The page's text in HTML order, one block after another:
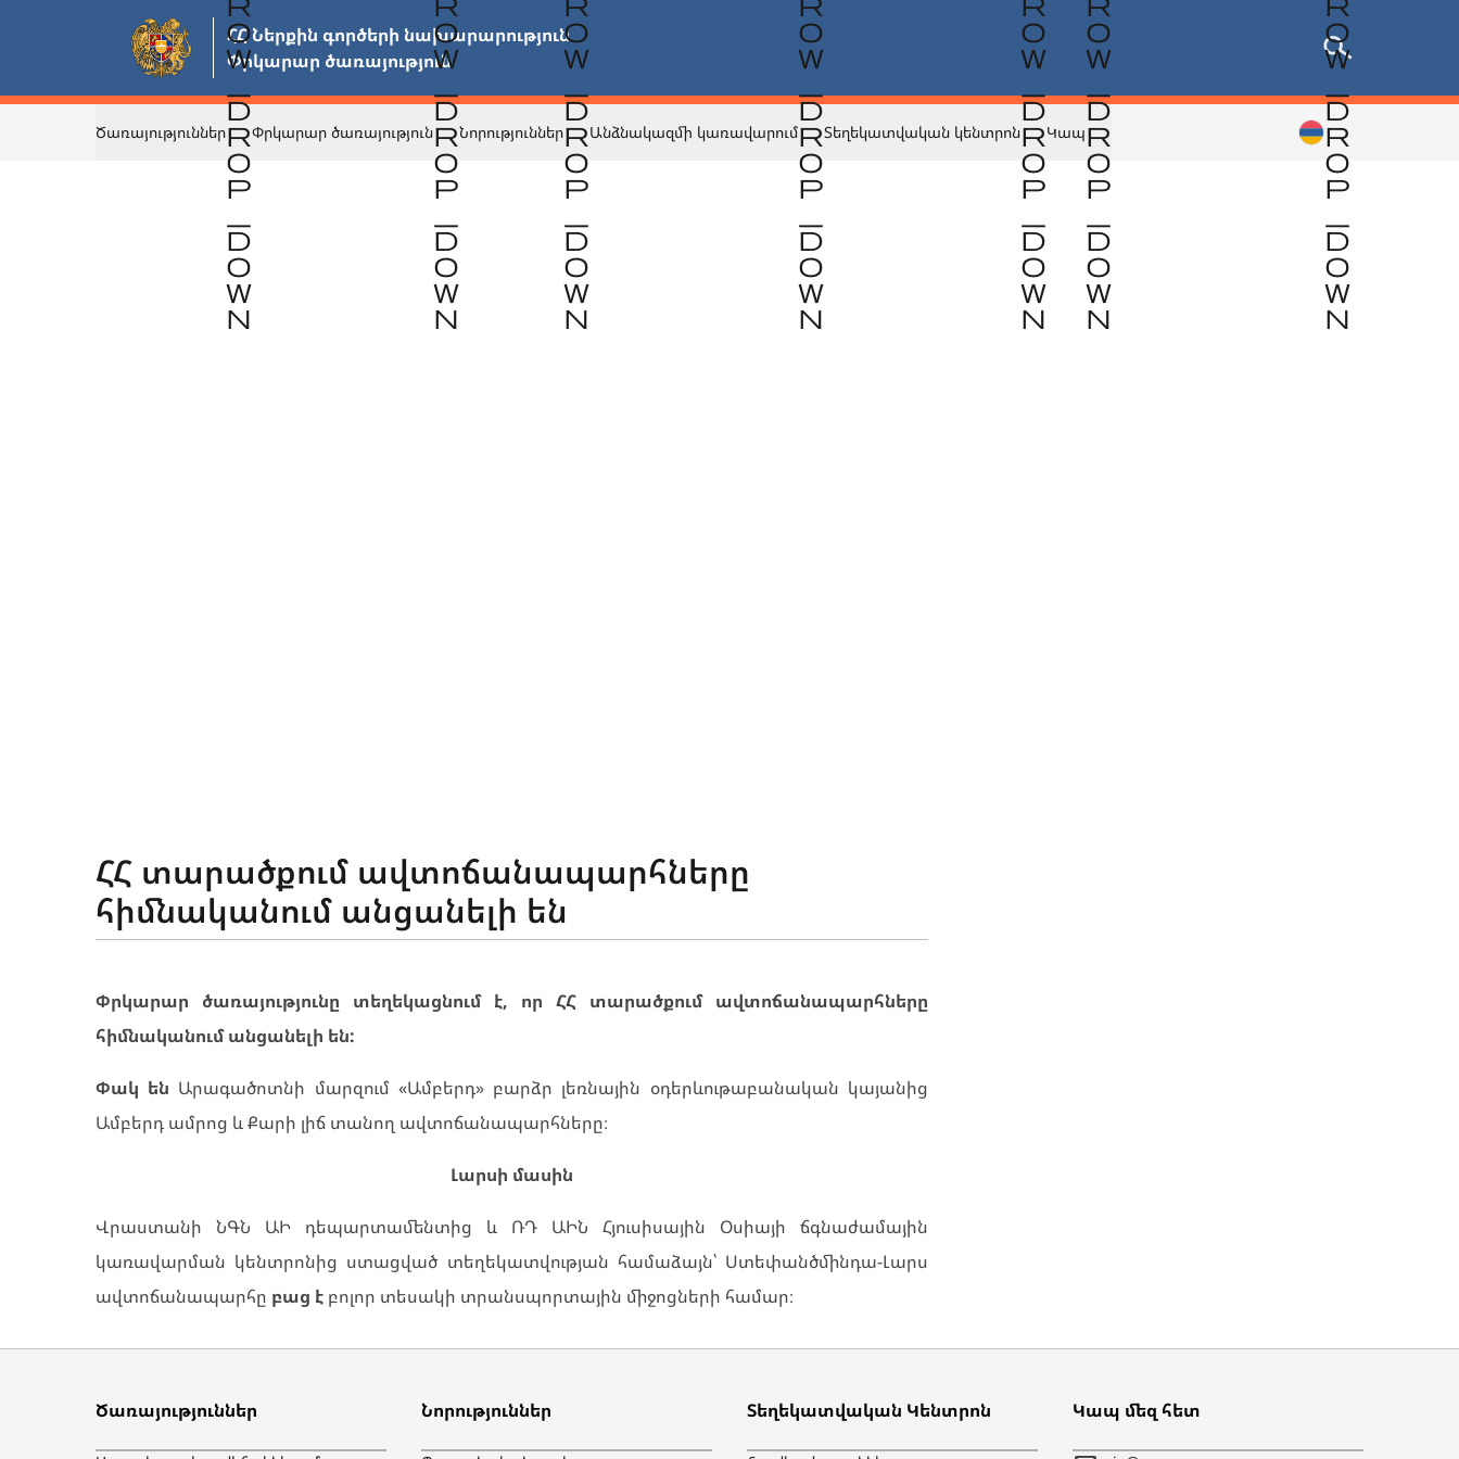
բովանդակությանը
ՀՀ Ներքին գործերի նախարարություն
Փրկարար ծառայություն
Ծառայություններ Փրկարար ծառայություն Նորություններ Անձնակազմի կառավարում Տեղեկատվական կենտրոն Կապ
ՀՀ տարածքում ավտոճանապարհները
հիմնականում անցանելի են
Փրկարար ծառայությունը տեղեկացնում է, որ ՀՀ տարածքում ավտոճանապարհները
հիմնականում անցանելի են:
Փակ են Արագածոտնի մարզում «Ամբերդ» բարձր լեռնային օդերևութաբանական կայանից
Ամբերդ ամրոց և Քարի լիճ տանող ավտոճանապարհները։
Լարսի մասին
Վրաստանի ՆԳՆ ԱԻ դեպարտամենտից և ՌԴ ԱԻՆ Հյուսիսային Օսիայի ճգնաժամային
կառավարման կենտրոնից ստացված տեղեկատվության համաձայն՝ Ստեփանծմինդա-Լարս
ավտոճանապարհը բաց է բոլոր տեսակի տրանսպորտային միջոցների համար։
Ծառայություններ Նորություններ Տեղեկատվական Կենտրոն Կապ մեզ հետ